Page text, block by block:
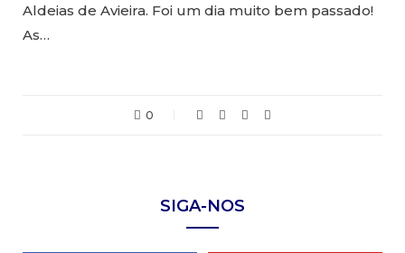
Aldeias de Avieira. Foi um dia muito bem passado!
As…
0
SIGA-NOS